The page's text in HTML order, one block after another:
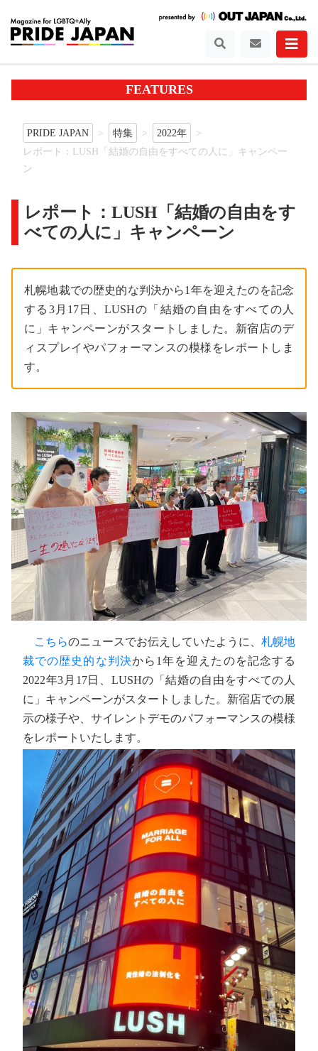
FEATURES
PRIDE JAPAN 特集
2022年
レポート：LUSH「結婚の自由をすべての人に」キャンペー
ン
レポート：LUSH「結婚の自由をす
べての人に」キャンペーン
札幌地裁での歴史的な判決から1年を迎えたのを記念
する3月17日、LUSHの「結婚の自由をすべての人
に」キャンペーンがスタートしました。新宿店のデ
ィスプレイやパフォーマンスの模様をレポートしま
す。
こちらのニュースでお伝えしていたように、 札幌地
裁での歴史的な判決から1年を迎えたのを記念する
2022年3月17日、LUSHの「結婚の自由をすべての人
に」キャンペーンがスタートしました。新宿店での展
示の様子や、サイレントデモのパフォーマンスの模様
をレポートいたします。